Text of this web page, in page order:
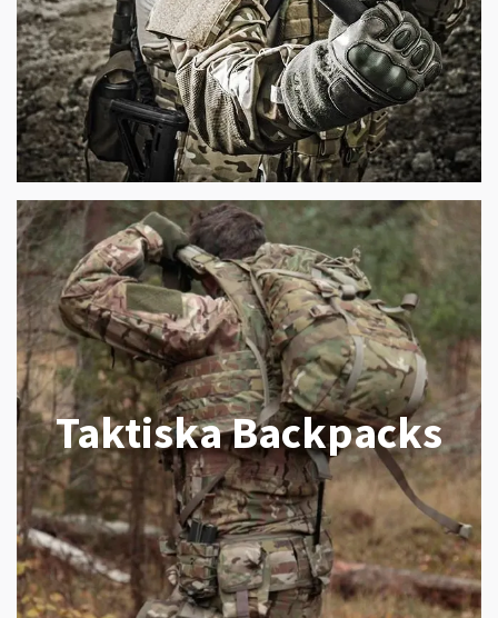
Taktiska Backpacks